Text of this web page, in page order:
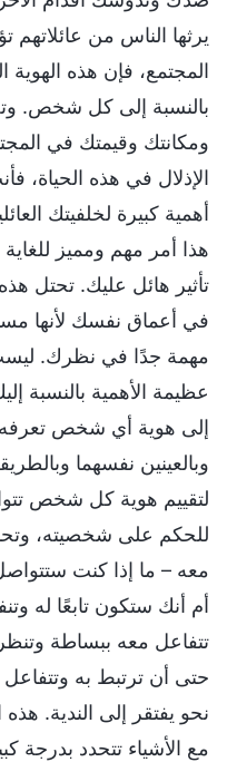
يرثها الناس من
المجتمع، فإن هذه الهوية
بالنسبة إلى كل شخص.
ومكانتك وقيمتك في
الإذلال في هذه الحياة،
أهمية كبيرة لخلفيتك
هذا أمر مهم ومميز
تأثير هائل عليك. تحتل
في أعماق نفسك لأنها
مهمة جدًا في نظرك. ليست
عظيمة الأهمية بالنسبة
إلى هوية أي شخص تعرفه
وبالعينين نفسهما
لتقييم هوية كل شخص
للحكم على شخصيته،
معه – ما إذا كنت
أم أنك ستكون تابعًا له
تتفاعل معه ببساطة وتنظر
حتى أن ترتبط به
نحو يفتقر إلى الندية.
مع الأشياء تتحدد بدرجة